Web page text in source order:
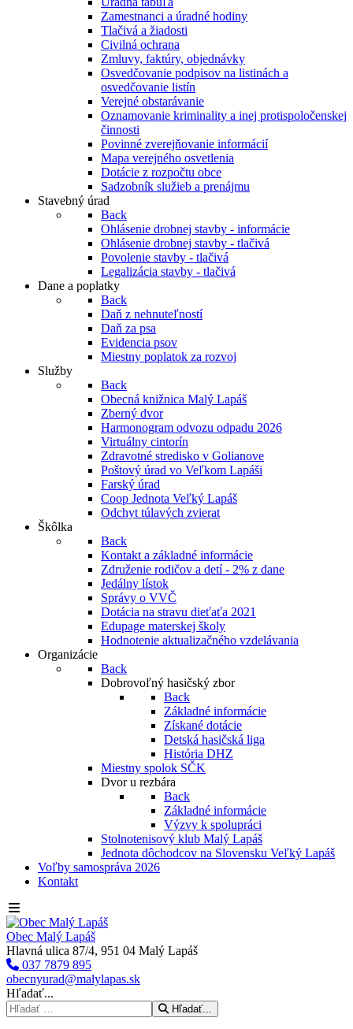
Zamestnanci a úradné hodiny
Tlačivá a žiadosti
Civilná ochrana
Zmluvy, faktúry, objednávky
Osvedčovanie podpisov na listinách a
osvedčovanie listín
Verejné obstarávanie
Oznamovanie kriminality a inej protispoločenskej
činnosti
Povinné zverejňovanie informácií
Mapa verejného osvetlenia
Dotácie z rozpočtu obce
Sadzobník služieb a prenájmu
Stavebný úrad
Back
Ohlásenie drobnej stavby - informácie
Ohlásenie drobnej stavby - tlačivá
Povolenie stavby - tlačivá
Legalizácia stavby - tlačivá
Dane a poplatky
Back
Daň z nehnuteľností
Daň za psa
Evidencia psov
Miestny poplatok za rozvoj
Služby
Back
Obecná knižnica Malý Lapáš
Zberný dvor
Harmonogram odvozu odpadu 2026
Virtuálny cintorín
Zdravotné stredisko v Golianove
Poštový úrad vo Veľkom Lapáši
Farský úrad
Coop Jednota Veľký Lapáš
Odchyt túlavých zvierat
Škôlka
Back
Kontakt a základné informácie
Združenie rodičov a detí - 2% z dane
Jedálny lístok
Správy o VVČ
Dotácia na stravu dieťaťa 2021
Edupage materskej školy
Hodnotenie aktualizačného vzdelávania
Organizácie
Back
Dobrovoľný hasičský zbor
Back
Základné informácie
Získané dotácie
Detská hasičská liga
História DHZ
Miestny spolok SČK
Dvor u rezbára
Back
Základné informácie
Výzvy k spolupráci
Stolnotenisový klub Malý Lapáš
Jednota dôchodcov na Slovensku Veľký Lapáš
Voľby samospráva 2026
Kontakt
Obec Malý Lapáš
Hlavná ulica 87/4, 951 04 Malý Lapáš
037 7879 895
obecnyurad@malylapas.sk
Hľadať...
Hľadať...